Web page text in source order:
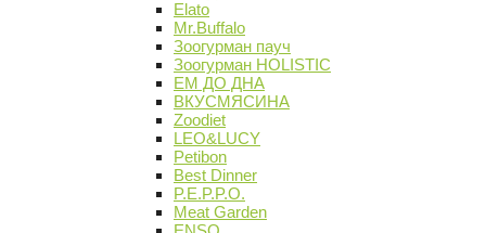
Elato
Mr.Buffalo
Зоогурман пауч
Зоогурман HOLISTIC
ЕМ ДО ДНА
ВКУСМЯСИНА
Zoodiet
LEO&LUCY
Petibon
Best Dinner
P.E.P.P.O.
Meat Garden